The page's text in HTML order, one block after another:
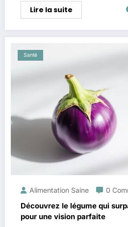
Lire la suite
Santé
Alimentation Saine 0
Découvrez le légume qui
pour une vision parfaite